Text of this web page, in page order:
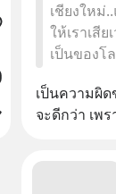
เชียงใหม่
ให้เราเสี
เป็นของโ
เป็นความผิ
จะดีกว่า เพ